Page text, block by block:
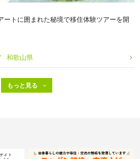
ートに囲まれた秘境で移住体験ツアーを開
和歌山県